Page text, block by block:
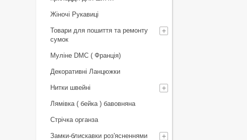
Жіночі Рукавиці
Товари для пошиття та ремонту
сумок
Муліне DMC ( Франція)
Декоративні Ланцюжки
Нитки швейні
Лямівка ( бейка ) бавовняна
Стрічка органза
Замки-блискавки роз'ясненнями